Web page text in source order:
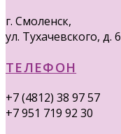
г. Смоленск,
ул. Тухачевского, д. 6
ТЕЛЕФОН
+7 (4812) 38 97 57
+7 951 719 92 30